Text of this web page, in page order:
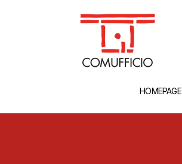
HOMEPAGE